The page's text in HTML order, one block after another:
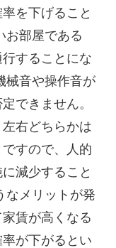
を下げること
お部屋である
することにな
械音や操作音が
できません。
右どちらかは
すので、人的
減少すること
なメリットが発
賃が高くなる
が下がるとい